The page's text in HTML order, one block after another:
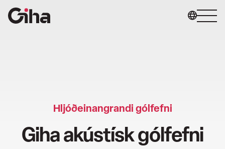
Farðu
beint
Stjórnunaráætlun
Um okkur
Hljóðeinangrandi gólfefni
Giha akústísk gólfefni